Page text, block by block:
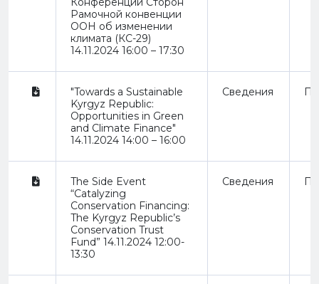
Рамочной конвенции
ООН об изменении
климата (КС-29)
14.11.2024 16:00 – 17:30
"Towards a Sustainable
Kyrgyz Republic:
Opportunities in Green
and Climate Finance"
14.11.2024 14:00 – 16:00
Сведения
The Side Event
“Catalyzing
Conservation Financing:
The Kyrgyz Republic’s
Conservation Trust
Fund” 14.11.2024 12:00-
13:30
Сведения